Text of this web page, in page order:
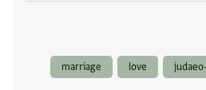
love
marriage